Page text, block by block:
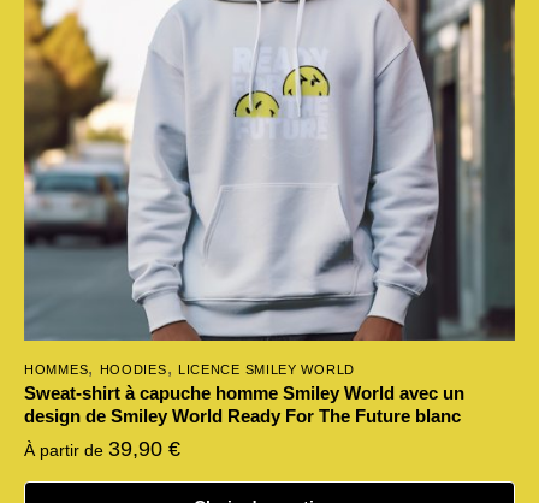
HOMMES, HOODIES, LICENCE SMILEY WORLD
Sweat-shirt à capuche homme Smiley World avec un
design de Smiley World Ready For The Future blanc
À partir de 39,90 €